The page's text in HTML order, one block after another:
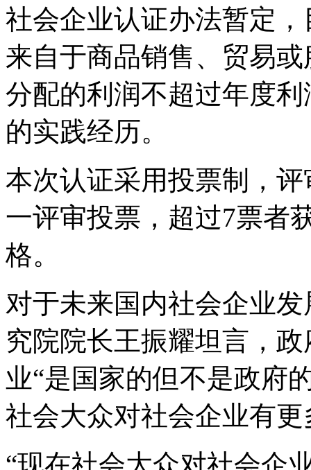
社会企业认证办法暂定
来自于商品销售、贸易
分配的利润不超过年度
的实践经历。
本次认证采用投票制，
一评审投票，超过7票者
格。
对于未来国内社会企业
究院院长王振耀坦言，
业“是国家的但不是政府
社会大众对社会企业有